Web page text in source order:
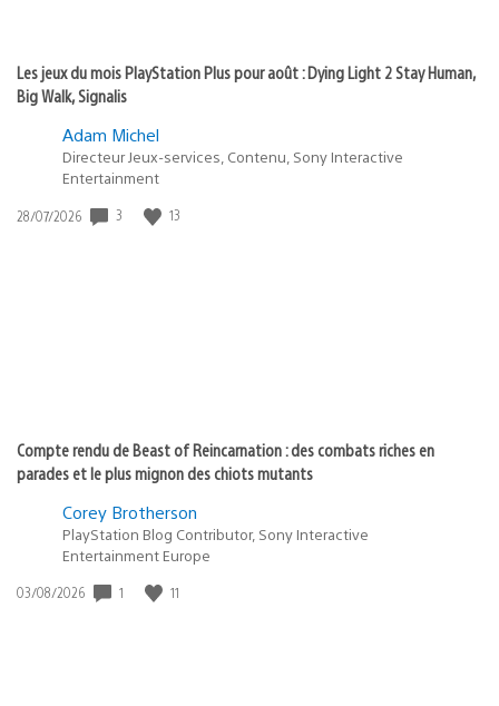
Les jeux du mois PlayStation Plus pour août : Dying Light 2 Stay Human,
Big Walk, Signalis
Adam Michel
Directeur Jeux-services, Contenu, Sony Interactive
Entertainment
Date
28/07/2026 3 13
Compte rendu de Beast of Reincarnation : des combats riches en
parades et le plus mignon des chiots mutants
Corey Brotherson
PlayStation Blog Contributor, Sony Interactive
Entertainment Europe
Date
03/08/2026 1 11